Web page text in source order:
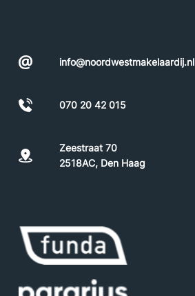
info@noordwestmakelaardij.nl
070 20 42 015
Zeestraat 70
2518AC, Den Haag